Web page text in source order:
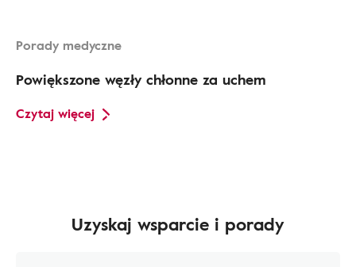
Porady medyczne
Powiększone węzły chłonne za uchem
Czytaj więcej
Uzyskaj wsparcie i porady